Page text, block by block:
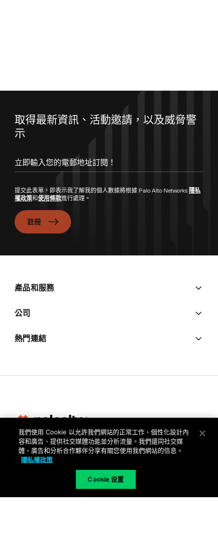
取得最新資訊、活動邀請，以及威脅警
示
提交此表單，即表示我了解我的個人數據將根據 Palo Alto Networks 隱私
權政策和使用條款進行處理。
註冊
產品和服務
公司
熱門連結
隱私權
信任中心
我們使用 Cookie 以允許我們網站的正常工作、個性化設計內
容和廣告、提供社交媒體功能並分析流量。我們還同社交媒
體、廣告和分析合作夥伴分享有關您使用我們網站的信息。
隱私權政策
Cookie 设置